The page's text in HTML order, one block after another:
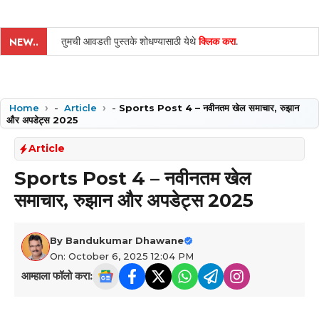
NEW.. तुमची आवडती पुस्तके शोधण्यासाठी येथेक्लिक करा.
Home - Article - Sports Post 4 – नवीनतम खेल समाचार, रुझान
और अपडेट्स 2025
Article
Sports Post 4 – नवीनतम खेल
समाचार, रुझान और अपडेट्स 2025
By Bandukumar Dhawane
On: October 6, 2025 12:04 PM
आम्हाला फॉलो करा: